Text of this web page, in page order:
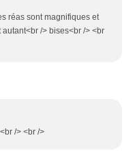
réas sont magnifiques et
/> bises<br /> <br
/> <br />